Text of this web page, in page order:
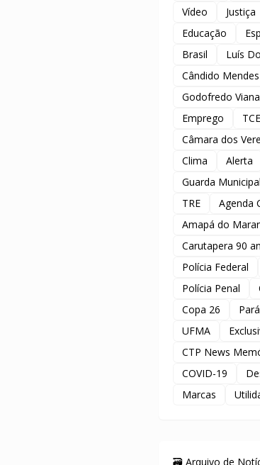
Vídeo
Justiça
Educação
Brasil
Luís
Cândido Mendes
Godofredo Viana
Emprego
TCE
Câmara dos
Clima
Alerta
Guarda Municipal
TRE
Agenda
Amapá do
Carutapera 90
Polícia Federal
Polícia Penal
Copa 26
Pará
UFMA
CTP News
COVID-19
Marcas
🗃️ Arquivo de